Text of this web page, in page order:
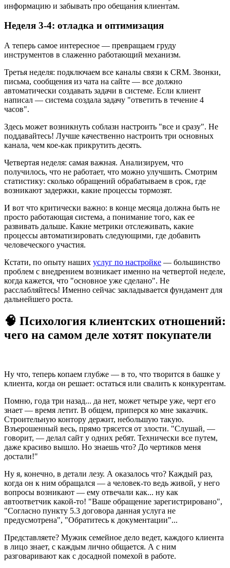
информацию и забывать про обещания клиентам.
Неделя 3-4: отладка и оптимизация
А теперь самое интересное — превращаем груду
инструментов в слаженно работающий механизм.
Третья неделя: подключаем все каналы связи к CRM. Звонки,
письма, сообщения из чата на сайте — все должно
автоматически создавать задачи в системе. Если клиент
написал — система создала задачу "ответить в течение 4
часов".
Здесь может возникнуть соблазн настроить "все и сразу". Не
поддавайтесь! Лучше качественно настроить три основных
канала, чем кое-как прикрутить десять.
Четвертая неделя: самая важная. Анализируем, что
получилось, что не работает, что можно улучшить. Смотрим
статистику: сколько обращений обрабатываем в срок, где
возникают задержки, какие процессы тормозят.
И вот что критически важно: в конце месяца должна быть не
просто работающая система, а понимание того, как ее
развивать дальше. Какие метрики отслеживать, какие
процессы автоматизировать следующими, где добавить
человеческого участия.
Кстати, по опыту наших услуг по настройке — большинство
проблем с внедрением возникает именно на четвертой неделе,
когда кажется, что "основное уже сделано". Не
расслабляйтесь! Именно сейчас закладывается фундамент для
дальнейшего роста.
🧠 Психология клиентских отношений:
чего на самом деле хотят покупатели
Ну что, теперь копаем глубже — в то, что творится в башке у
клиента, когда он решает: остаться или свалить к конкурентам.
Помню, года три назад... да нет, может четыре уже, черт его
знает — время летит. В общем, приперся ко мне заказчик.
Строительную контору держит, небольшую такую.
Взъерошенный весь, прямо трясется от злости. "Слушай, —
говорит, — делал сайт у одних ребят. Технически все путем,
даже красиво вышло. Но знаешь что? До чертиков меня
достали!"
Ну я, конечно, в детали лезу. А оказалось что? Каждый раз,
когда он к ним обращался — а человек-то ведь живой, у него
вопросы возникают — ему отвечали как... ну как
автоответчик какой-то! "Ваше обращение зарегистрировано",
"Согласно пункту 5.3 договора данная услуга не
предусмотрена", "Обратитесь к документации"...
Представляете? Мужик семейное дело ведет, каждого клиента
в лицо знает, с каждым лично общается. А с ним
разговаривают как с досадной помехой в работе.